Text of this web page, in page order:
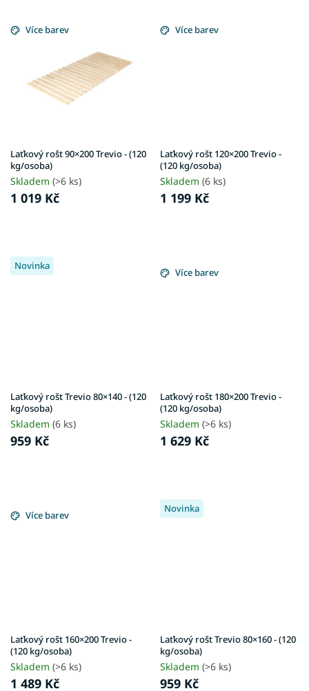
Více barev
Laťkový rošt 90×200 Trevio - (120
kg/osoba)
Skladem (>6 ks)
1 019 Kč
Více barev
Laťkový rošt 120×200 Trevio -
(120 kg/osoba)
Skladem (6 ks)
1 199 Kč
Novinka
Laťkový rošt Trevio 80×140 - (120
kg/osoba)
Skladem (6 ks)
959 Kč
Více barev
Laťkový rošt 180×200 Trevio -
(120 kg/osoba)
Skladem (>6 ks)
1 629 Kč
Více barev
Laťkový rošt 160×200 Trevio -
(120 kg/osoba)
Skladem (>6 ks)
1 489 Kč
Novinka
Laťkový rošt Trevio 80×160 - (120
kg/osoba)
Skladem (>6 ks)
959 Kč